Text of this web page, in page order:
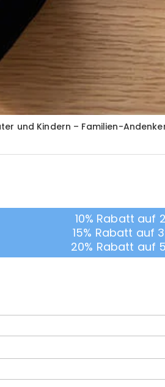
und Kindern – Familien-
10% Rabatt auf
15% Rabatt auf
20% Rabatt auf